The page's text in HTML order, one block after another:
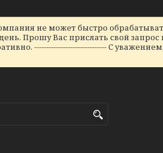
не может быстро
Прошу Вас прислать свой запрос
------------------------------ С